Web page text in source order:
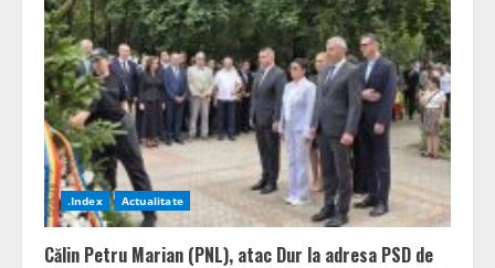
.Index Actualitate
Călin Petru Marian (PNL), atac Dur la adresa PSD de